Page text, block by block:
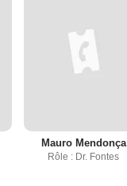
Mauro Mendonça
Rôle : Dr. Fontes